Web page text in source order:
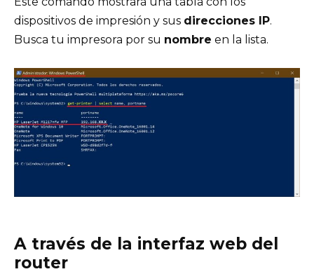
dispositivos de impresión y sus direcciones IP.
Busca tu impresora por su nombre en la lista.
A través de la interfaz web del
router